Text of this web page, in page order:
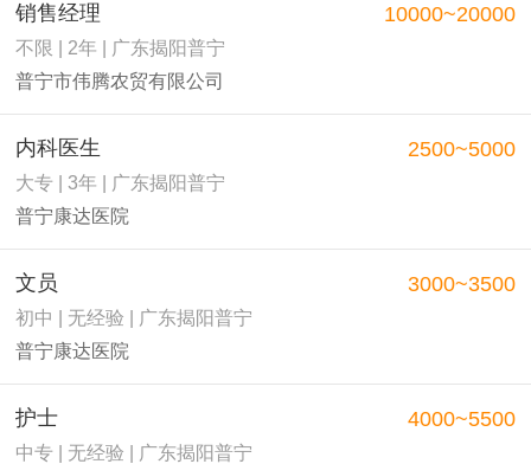
销售经理
不限 | 2年 | 广东揭阳普宁
普宁市伟腾农贸有限公司
10000~20000
内科医生
大专 | 3年 | 广东揭阳普宁
普宁康达医院
2500~5000
文员
初中 | 无经验 | 广东揭阳普宁
普宁康达医院
3000~3500
护士
中专 | 无经验 | 广东揭阳普宁
4000~5500